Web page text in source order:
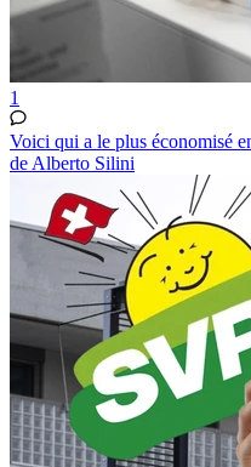
1
Voici qui a le plus économisé
de Alberto Silini